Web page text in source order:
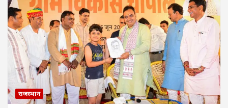
राजस्थान